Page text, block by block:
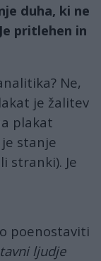
duha, ki ne
pritlehen in
Ne,
je žalitev
plakat
stanje
stranki). Je
poenostaviti
ljudje